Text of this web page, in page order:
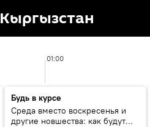
Кыргызстан
01:00
Будь в курсе
Среда вместо воскресенья и
другие новшества: как будут